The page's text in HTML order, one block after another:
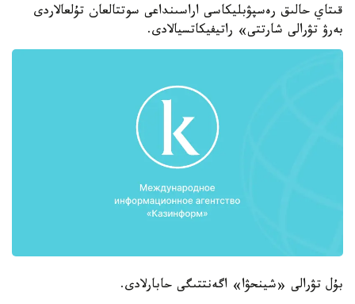
قىتاي حالىق رەسپۋبليكاسى اراسىنداعى سوتتالعان تۇلعالاردى
بەرۋ تۋرالى شارتتى» راتيفيكاتسيالادى.
بۇل تۋرالى «شينحۋا» اگەنتتىگى حابارلادى.